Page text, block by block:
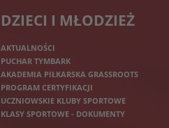
DZIECI I MŁODZIEŻ
AKTUALNOŚCI
PUCHAR TYMBARK
AKADEMIA PIŁKARSKA GRASSROOTS
PROGRAM CERTYFIKACJI
UCZNIOWSKIE KLUBY SPORTOWE
KLASY SPORTOWE - DOKUMENTY